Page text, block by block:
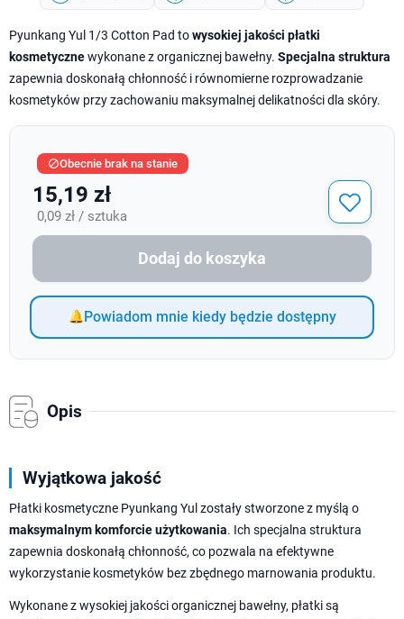
Pyunkang Yul 1/3 Cotton Pad towysokiej jakości płatki
kosmetycznewykonane z organicznej bawełny. Specjalna struktura
zapewnia doskonałą chłonność i równomierne rozprowadzanie
kosmetyków przy zachowaniu maksymalnej delikatności dla skóry.
Obecnie brak na stanie
15,19 zł
0,09 zł / sztuka
Dodaj do koszyka
Powiadom mnie kiedy będzie dostępny
Opis
Wyjątkowa jakość
Płatki kosmetyczne Pyunkang Yul zostały stworzone z myślą o
maksymalnym komforcie użytkowania. Ich specjalna struktura
zapewnia doskonałą chłonność, co pozwala na efektywne
wykorzystanie kosmetyków bez zbędnego marnowania produktu.
Wykonane z wysokiej jakości organicznej bawełny, płatki są